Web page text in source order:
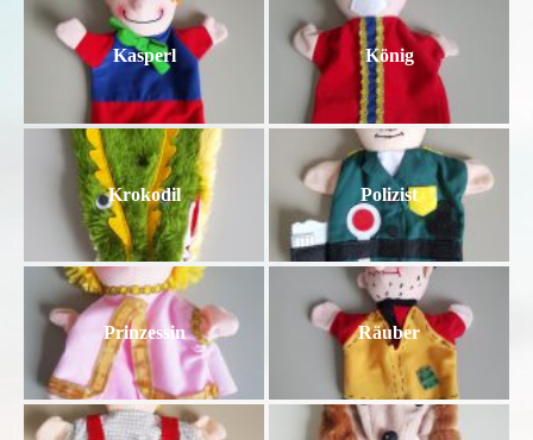
Kasperl König
Krokodil Polizist
Prinzessin Räuber